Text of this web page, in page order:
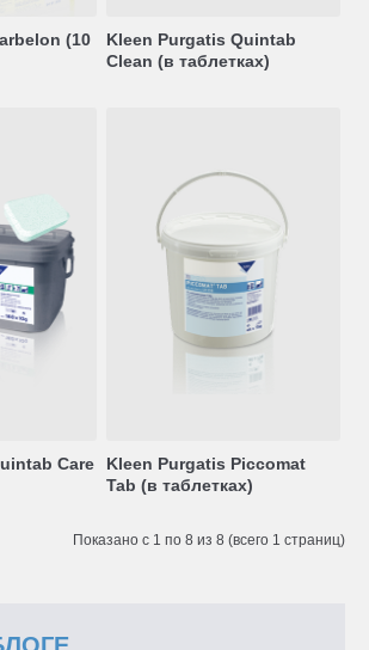
(10
Kleen Purgatis Quintab
Clean (в таблетках)
Care
Kleen Purgatis Piccomat
Tab (в таблетках)
Показано с 1 по 8 из 8 (всего 1 страниц)